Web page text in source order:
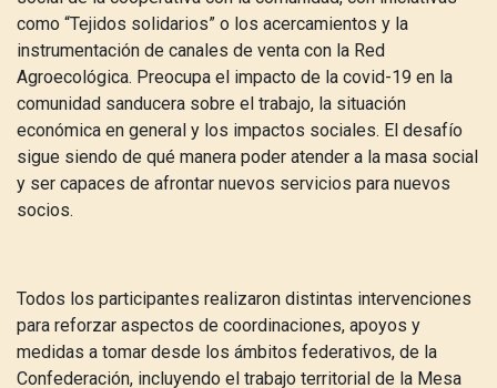
como “Tejidos solidarios” o los acercamientos y la
instrumentación de canales de venta con la Red
Agroecológica. Preocupa el impacto de la covid-19 en la
comunidad sanducera sobre el trabajo, la situación
económica en general y los impactos sociales. El desafío
sigue siendo de qué manera poder atender a la masa social
y ser capaces de afrontar nuevos servicios para nuevos
socios.
Todos los participantes realizaron distintas intervenciones
para reforzar aspectos de coordinaciones, apoyos y
medidas a tomar desde los ámbitos federativos, de la
Confederación, incluyendo el trabajo territorial de la Mesa